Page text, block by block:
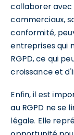
collaborer avec
commerciaux,
conformité,
entreprises qui
RGPD, ce qui
croissance et
Enfin, il est
au RGPD ne se
légale. Elle